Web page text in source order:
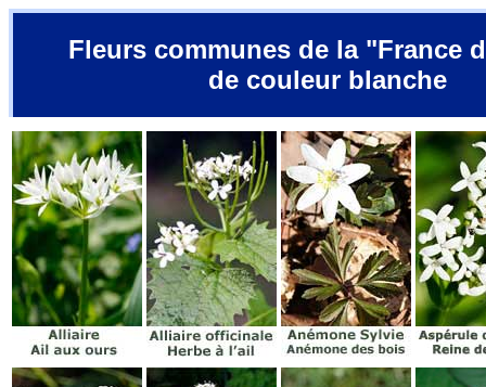
Fleurs communes de la "France
de couleur blanche